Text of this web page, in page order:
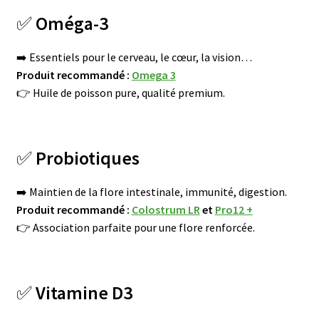
✅Oméga-3
➡️ Essentiels pour le cerveau, le cœur, la vision…
Produit recommandé : Omega 3
👉 Huile de poisson pure, qualité premium.
✅ Probiotiques
➡️ Maintien de la flore intestinale, immunité, digestion.
Produit recommandé : Colostrum LR et Pro12 +
👉 Association parfaite pour une flore renforcée.
✅Vitamine D3